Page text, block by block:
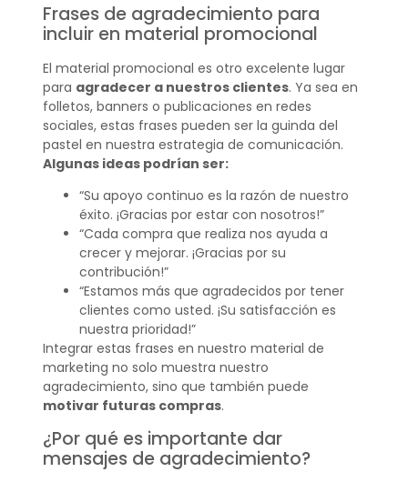
Frases de agradecimiento para
incluir en material promocional
El material promocional es otro excelente lugar
para agradecer a nuestros clientes. Ya sea en
folletos, banners o publicaciones en redes
sociales, estas frases pueden ser la guinda del
pastel en nuestra estrategia de comunicación.
Algunas ideas podrían ser:
“Su apoyo continuo es la razón de nuestro
éxito. ¡Gracias por estar con nosotros!”
“Cada compra que realiza nos ayuda a
crecer y mejorar. ¡Gracias por su
contribución!”
“Estamos más que agradecidos por tener
clientes como usted. ¡Su satisfacción es
nuestra prioridad!”
Integrar estas frases en nuestro material de
marketing no solo muestra nuestro
agradecimiento, sino que también puede
motivar futuras compras.
¿Por qué es importante dar
mensajes de agradecimiento?